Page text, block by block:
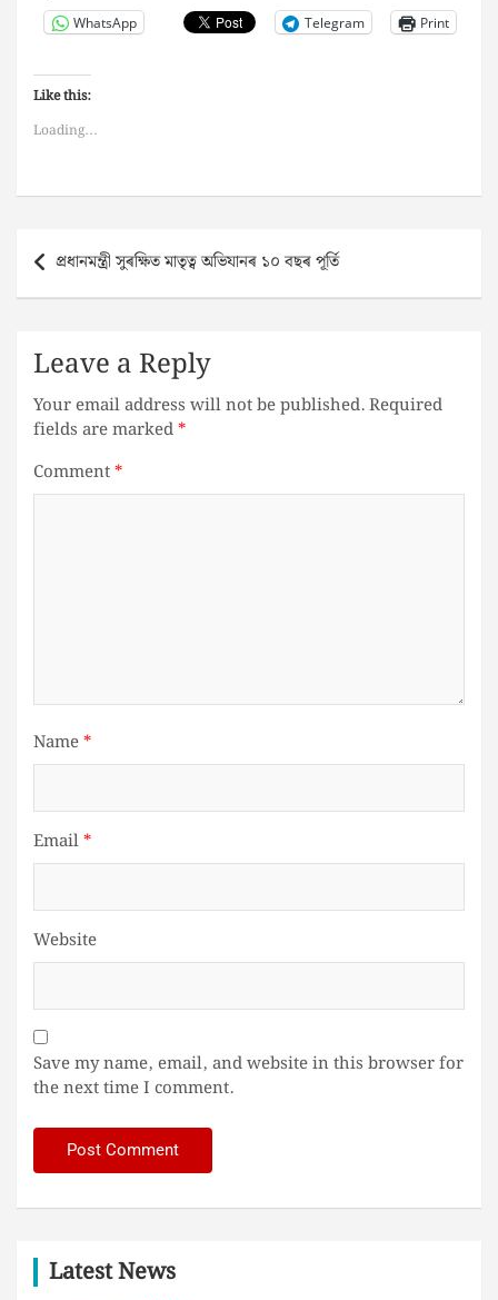
WhatsApp Telegram Print
Like this:
Loading...
Post
navigation
প্ৰধানমন্ত্ৰী সুৰক্ষিত মাতৃত্ব অভিযানৰ ১০ বছৰ পূৰ্তি
Leave a Reply
Your email address will not be published.Required
fields are marked*
Comment*
Name*
Email*
Website
Save my name, email, and website in this browser for
the next time I comment.
Latest News